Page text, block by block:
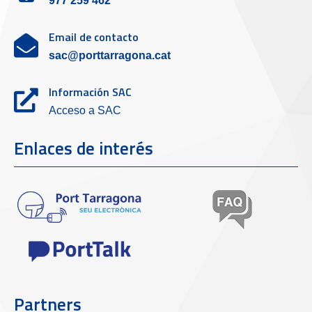
Email de contacto
sac@porttarragona.cat
Información SAC
Acceso a SAC
Enlaces de interés
Partners